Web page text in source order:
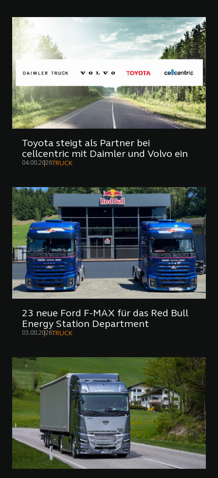
Toyota steigt als Partner bei
cellcentric mit Daimler und Volvo ein
04.08.2026TRUCK
23 neue Ford F-MAX für das Red Bull
Energy Station Department
03.08.2026TRUCK